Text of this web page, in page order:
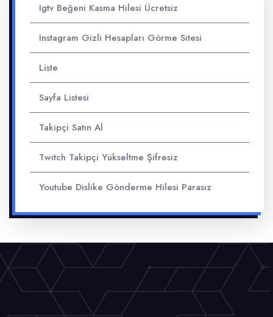
Igtv Beğeni Kasma Hilesi Ücretsiz
Instagram Gizli Hesapları Görme Sitesi
Liste
Sayfa Listesi
Takipçi Satın Al
Twitch Takipçi Yükseltme Şifresiz
Youtube Dislike Gönderme Hilesi Parasız